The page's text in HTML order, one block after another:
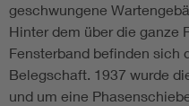
geschwungene
Hinter dem über die ganze
Fensterband befinden sich
Belegschaft. 1937 wurde
und um eine